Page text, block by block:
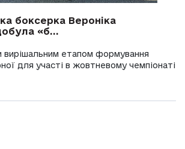
боксерка Вероніка
«б...
вирішальним етапом формування
для участі в жовтневому чемпіонаті